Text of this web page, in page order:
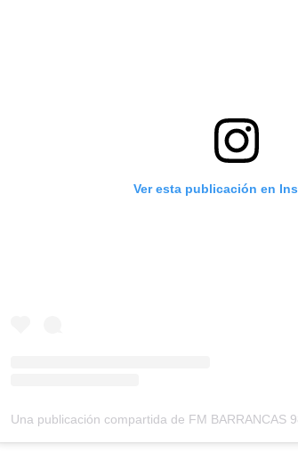
Ver esta publicación en
Una publicación compartida de FM BARRANCAS